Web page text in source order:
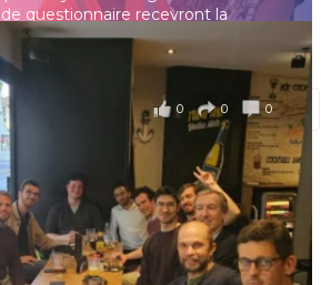
questionnaire recevront la
résultats...Voir plus
0 0 0
Se souvenir de moi